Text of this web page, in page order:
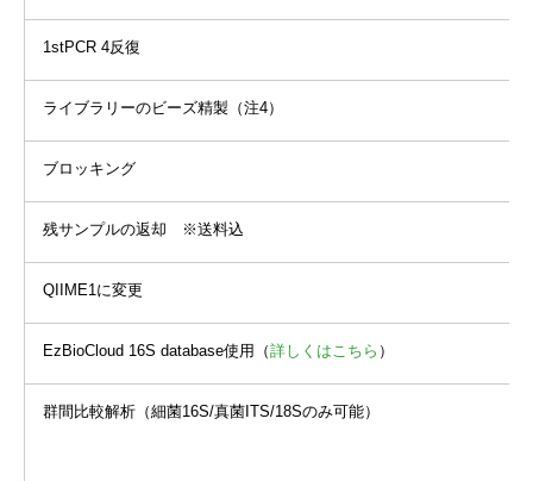
1stPCR 4反復
ライブラリーのビーズ精製（注4）
ブロッキング
残サンプルの返却 ※送料込
QIIME1に変更
EzBioCloud 16S database使用（詳しくはこちら ）
群間比較解析（細菌16S/真菌ITS/18Sのみ可能）